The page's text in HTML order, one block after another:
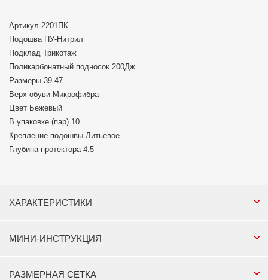
Артикул 2201ПК
Подошва ПУ-Нитрил
Подклад Трикотаж
Поликарбонатный подносок 200Дж
Размеры 39-47
Верх обуви Микрофибра
Цвет Бежевый
В упаковке (пар) 10
Крепление подошвы Литьевое
Глубина протектора 4.5
ХАРАКТЕРИСТИКИ
МИНИ-ИНСТРУКЦИЯ
РАЗМЕРНАЯ СЕТКА